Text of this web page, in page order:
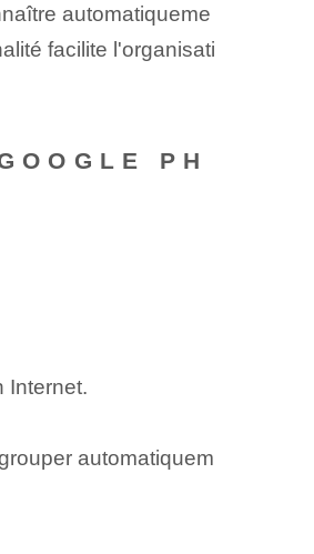
automatiqueme
facilite l'organisati
PH
Internet.
automatiquem